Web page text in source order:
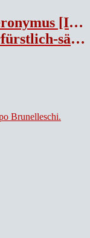
Ungehaun, Lutz und Hieronymus [Ill.] Lotter.
Bürgermeister zu Leipzig.